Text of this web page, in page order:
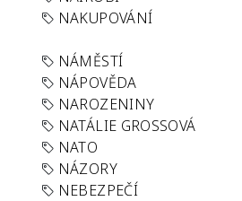
NAKUPOVÁNÍ
NÁMĚSTÍ
NÁPOVĚDA
NAROZENINY
NATÁLIE GROSSOVÁ
NATO
NÁZORY
NEBEZPEČÍ